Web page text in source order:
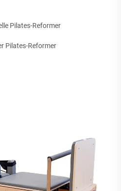
Pilates-Reformer
Pilates-Reformer